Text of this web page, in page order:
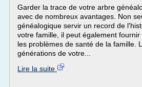
Garder la trace de votre arbre
avec de nombreux avantages. Non
généalogique servir un record de
votre famille, il peut également
les problèmes de santé de la famille.
générations de votre...
Lire la suite